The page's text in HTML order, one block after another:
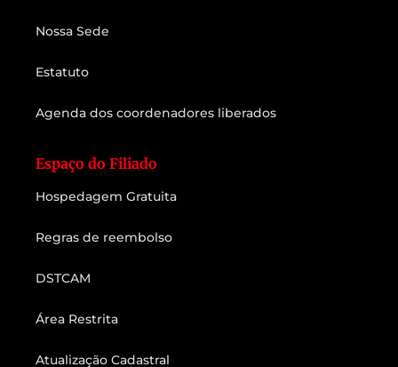
Nossa Sede
Estatuto
Agenda dos coordenadores liberados
Espaço do Filiado
Hospedagem Gratuita
Regras de reembolso
DSTCAM
Área Restrita
Atualização Cadastral